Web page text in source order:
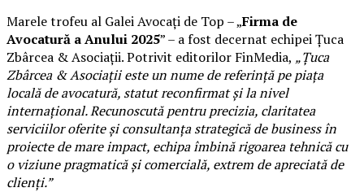
Marele trofeu al Galei Avocați de Top – „Firma de
Avocatură a Anului 2025” – a fost decernat echipei Țuca
Zbârcea & Asociații. Potrivit editorilor FinMedia, „Țuca
Zbârcea & Asociații este un nume de referință pe piața
locală de avocatură, statut reconfirmat și la nivel
internațional. Recunoscută pentru precizia, claritatea
serviciilor oferite și consultanța strategică de business în
proiecte de mare impact, echipa îmbină rigoarea tehnică cu
o viziune pragmatică și comercială, extrem de apreciată de
clienți.”